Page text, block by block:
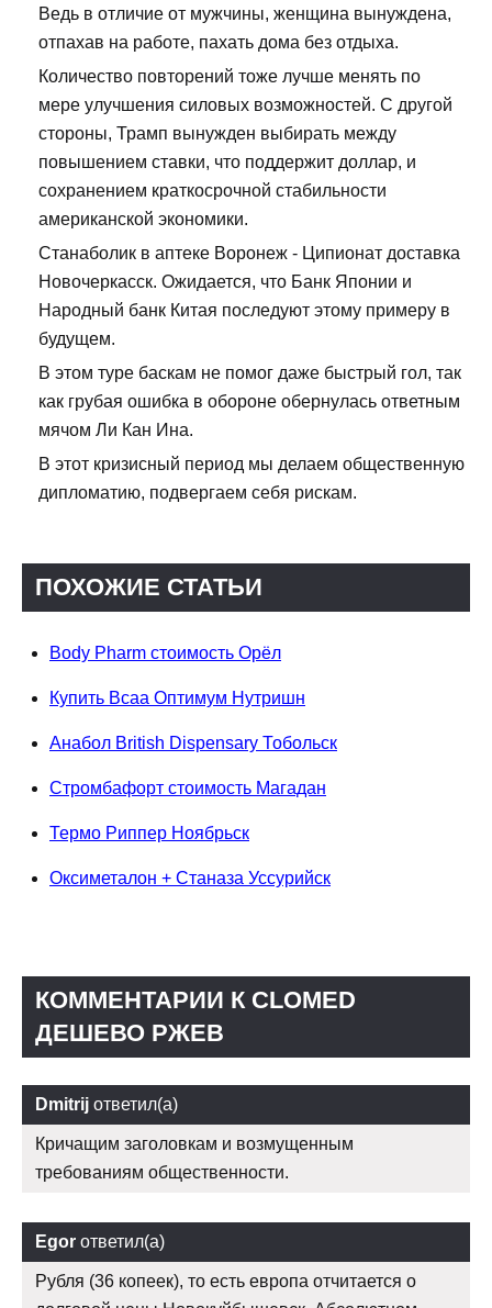
Ведь в отличие от мужчины, женщина вынуждена,
отпахав на работе, пахать дома без отдыха.
Количество повторений тоже лучше менять по
мере улучшения силовых возможностей. С другой
стороны, Трамп вынужден выбирать между
повышением ставки, что поддержит доллар, и
сохранением краткосрочной стабильности
американской экономики.
Станаболик в аптеке Воронеж - Ципионат доставка
Новочеркасск. Ожидается, что Банк Японии и
Народный банк Китая последуют этому примеру в
будущем.
В этом туре баскам не помог даже быстрый гол, так
как грубая ошибка в обороне обернулась ответным
мячом Ли Кан Ина.
В этот кризисный период мы делаем общественную
дипломатию, подвергаем себя рискам.
ПОХОЖИЕ СТАТЬИ
Body Pharm стоимость Орёл
Купить Всаа Оптимум Нутришн
Анабол British Dispensary Тобольск
Стромбафорт стоимость Магадан
Термо Риппер Ноябрьск
Оксиметалон + Станаза Уссурийск
КОММЕНТАРИИ К CLOMED
ДЕШЕВО РЖЕВ
Dmitrij ответил(а)
Кричащим заголовкам и возмущенным
требованиям общественности.
Egor ответил(а)
Рубля (36 копеек), то есть европа отчитается о